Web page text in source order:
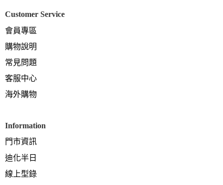
Customer Service
會員專區
購物說明
常見問題
客服中心
海外購物
Information
門市資訊
迪化半日
線上型錄